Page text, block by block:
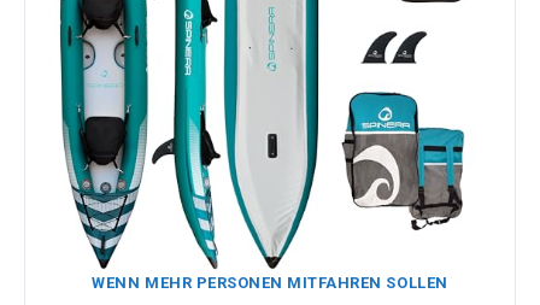
WENN MEHR PERSONEN MITFAHREN SOLLEN